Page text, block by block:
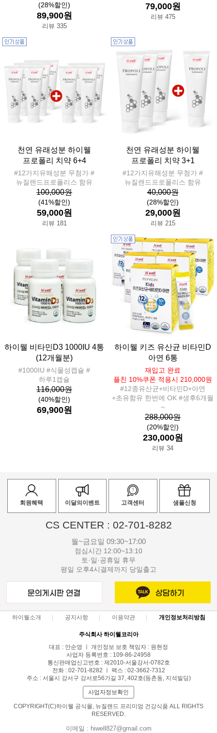
(28%할인)
89,900원
리뷰 335
79,000원
리뷰 475
천연 유래성분 하이웰
프로폴리 치약 6+4
#12가지유해성분 무첨가 #
뉴질랜드프로폴리스 함유
100,000원
(41%할인)
59,000원
리뷰 181
천연 유래성분 하이웰
프로폴리 치약 3+1
#12가지유해성분 무첨가 #
뉴질랜드프로폴리스 함유
40,000원
(28%할인)
29,000원
리뷰 215
하이웰 비타민D3 1000IU 4통
(12개월분)
#1000IU #식물성캡슐 #
하루1캡슐
116,000원
(40%할인)
69,900원
하이웰 키즈 유산균 비타민D
아연 6통
재입고 완료
플친 10%쿠폰 적용시 210,000원
#12종유산균+비타민D+아연
+초유함유 한번에 OK #생후6개월
~
288,000원
(20%할인)
230,000원
리뷰 34
회원혜택 이달의이벤트 고객센터 샘플신청
CS CENTER : 02-701-8282
월~금요일 09:30~17:00
점심시간 12:00~13:10
토·일·공휴일 휴무
평일 오후4시결제까지 당일출고
하이웰소개 공지사항 이용약관 개인정보처리방침
주식회사 하이웰코리아
대표 : 안순영 ㅣ 개인정보 보호 책임자 : 원현정
사업자 등록번호 : 109-86-24958
통신판매업신고번호 : 제2010-서울강서-0782호
전화 : 02-701-8282 ㅣ 팩스 : 02-3662-7312
주소 : 서울시 강서구 강서로56가길 37, 402호(등촌동, 지석빌딩)
사업자정보확인
COPYRIGHT(C)하이웰 공식몰, 뉴질랜드 프리미엄 건강식품 ALL RIGHTS
RESERVED.
이메일 : hiwell827@gmail.com